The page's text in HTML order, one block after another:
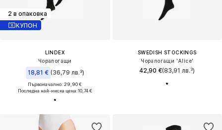
2 в опаковка
КУПОН
LINDEX
Чорапогащи
18,81 € (36,79 лв.³)
Първоначално: 29,90 €
Последна най-ниска цена:10,74 €
SWEDISH STOCKINGS
Чорапогащи 'Alice'
42,90 €(83,91 лв.³)